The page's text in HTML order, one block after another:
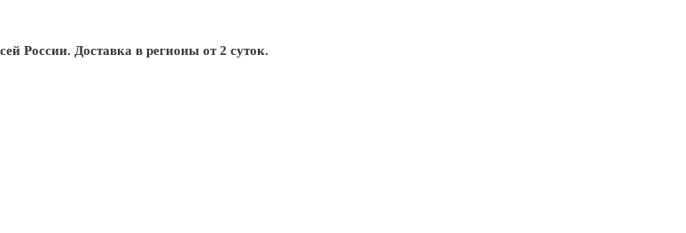
России. Доставка в регионы от 2 суток.